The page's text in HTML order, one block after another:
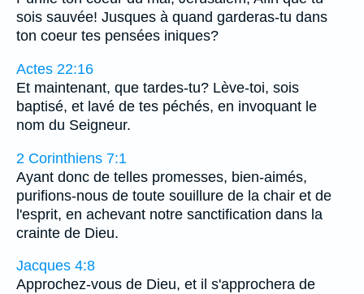
sois sauvée! Jusques à quand garderas-tu dans
ton coeur tes pensées iniques?
Actes 22:16
Et maintenant, que tardes-tu? Lève-toi, sois
baptisé, et lavé de tes péchés, en invoquant le
nom du Seigneur.
2 Corinthiens 7:1
Ayant donc de telles promesses, bien-aimés,
purifions-nous de toute souillure de la chair et de
l'esprit, en achevant notre sanctification dans la
crainte de Dieu.
Jacques 4:8
Approchez-vous de Dieu, et il s'approchera de